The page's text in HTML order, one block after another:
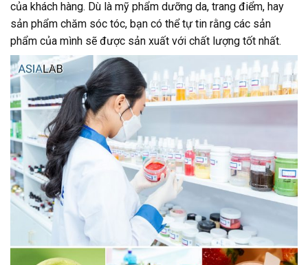
của khách hàng. Dù là mỹ phẩm dưỡng da, trang điểm, hay
sản phẩm chăm sóc tóc, bạn có thể tự tin rằng các sản
phẩm của mình sẽ được sản xuất với chất lượng tốt nhất.